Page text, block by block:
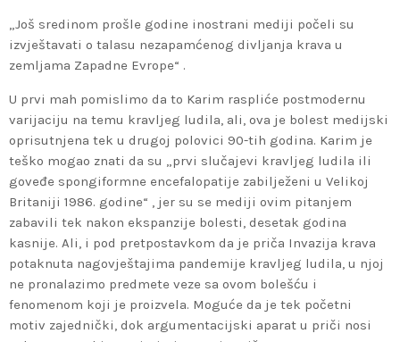
„Još sredinom prošle godine inostrani mediji počeli su
izvještavati o talasu nezapamćenog divljanja krava u
zemljama Zapadne Evrope“ .
U prvi mah pomislimo da to Karim raspliće postmodernu
varijaciju na temu kravljeg ludila, ali, ova je bolest medijski
oprisutnjena tek u drugoj polovici 90-tih godina. Karim je
teško mogao znati da su „prvi slučajevi kravljeg ludila ili
goveđe spongiformne encefalopatije zabilježeni u Velikoj
Britaniji 1986. godine“ , jer su se mediji ovim pitanjem
zabavili tek nakon ekspanzije bolesti, desetak godina
kasnije. Ali, i pod pretpostavkom da je priča Invazija krava
potaknuta nagovještajima pandemije kravljeg ludila, u njoj
ne pronalazimo predmete veze sa ovom bolešću i
fenomenom koji je proizvela. Moguće da je tek početni
motiv zajednički, dok argumentacijski aparat u priči nosi